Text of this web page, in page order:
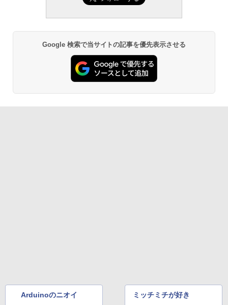
Google 検索で当サイトの記事を優先表示させる
Arduinoのニオイ ミッチミチが好き